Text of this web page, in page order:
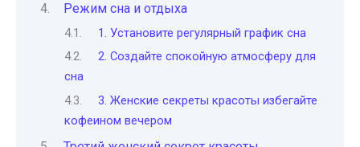
Режим сна и отдыха
1. Установите регулярный график сна
2. Создайте спокойную атмосферу для
сна
3. Женские секреты красоты избегайте
кофеином вечером